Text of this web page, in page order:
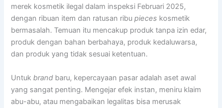
merek kosmetik ilegal dalam inspeksi Februari 2025,
dengan ribuan item dan ratusan ribupieces kosmetik
bermasalah. Temuan itu mencakup produk tanpa izin edar,
produk dengan bahan berbahaya, produk kedaluwarsa,
dan produk yang tidak sesuai ketentuan.
Untukbrand baru, kepercayaan pasar adalah aset awal
yang sangat penting. Mengejar efek instan, meniru klaim
abu-abu, atau mengabaikan legalitas bisa merusak